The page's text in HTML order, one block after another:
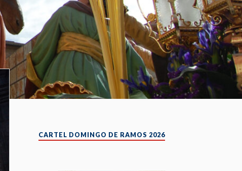
CARTEL DOMINGO DE RAMOS 2026